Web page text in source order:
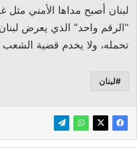
لبنان أصبح مداها الأمني مثل
“الرقم واحد” الذي يعرض
تحمله، ولا يخدم قضية الشعب
لبنان